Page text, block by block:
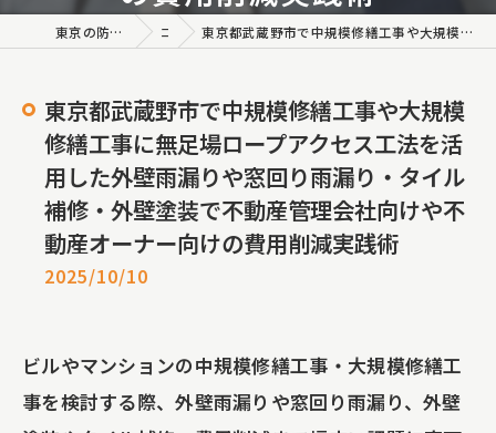
東京の防水工事なら株式会社エコファイン・ジャパン コラム 東京都武蔵野市で中規模修繕工事や大規模修繕工事に無足場ロープアクセス工法を活用した外壁雨漏りや窓回り雨漏り・タイル補修・外壁塗装で不動産管理会社向けや不動産オーナー向けの費用削減実践術
東京都武蔵野市で中規模修繕工事や大規模
修繕工事に無足場ロープアクセス工法を活
用した外壁雨漏りや窓回り雨漏り・タイル
補修・外壁塗装で不動産管理会社向けや不
動産オーナー向けの費用削減実践術
2025/10/10
ビルやマンションの中規模修繕工事・大規模修繕工
事を検討する際、外壁雨漏りや窓回り雨漏り、外壁